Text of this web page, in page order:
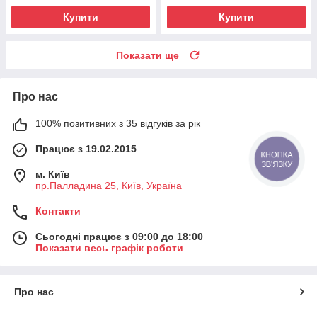
Купити Купити
Показати ще
Про нас
100% позитивних з 35 відгуків за рік
Працює з 19.02.2015
м. Київ
пр.Палладина 25, Київ, Україна
Контакти
Сьогодні працює з 09:00 до 18:00
Показати весь графік роботи
Про нас
КНОПКА
ЗВ'ЯЗКУ